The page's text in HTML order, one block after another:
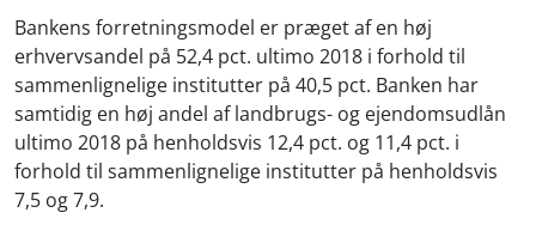
Bankens forretningsmodel er præget af en høj
erhvervsandel på 52,4 pct. ultimo 2018 i forhold til
sammenlignelige institutter på 40,5 pct. Banken har
samtidig en høj andel af landbrugs- og ejendomsudlån
ultimo 2018 på henholdsvis 12,4 pct. og 11,4 pct. i
forhold til sammenlignelige institutter på henholdsvis
7,5 og 7,9.